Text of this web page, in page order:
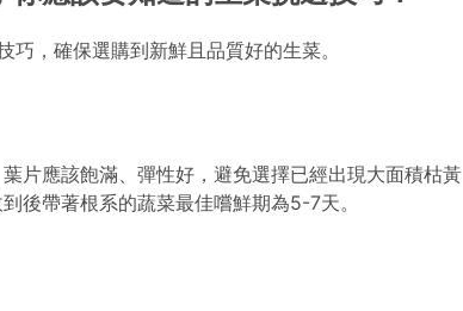
，確保選購到新鮮且品質好的生菜。
片應該飽滿、彈性好，避免選擇已經出現大面積枯黃
到後帶著根系的蔬菜最佳嚐鮮期為5-7天。